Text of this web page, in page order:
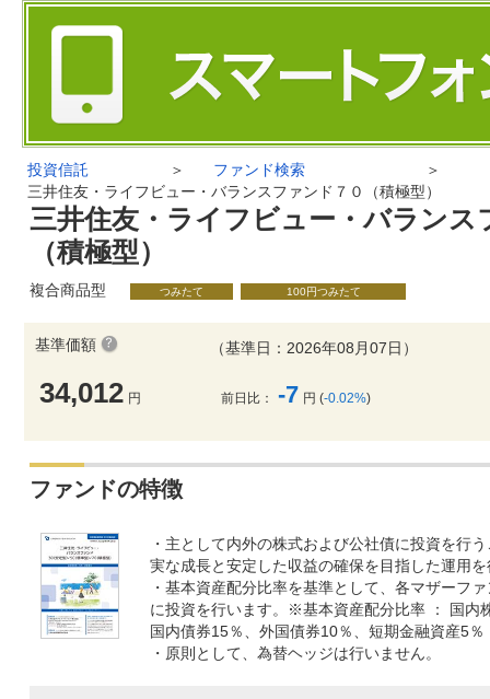
投資信託 ＞ ファンド検索
＞
三井住友・ライフビュー・バランスファンド７０（積極型）
三井住友・ライフビュー・バランス
（積極型）
複合商品型 つみたて 100円つみたて
基準価額
34,012 円
（基準日：2026年08月07日）
前日比： -7 円 (-0.02%)
ファンドの特徴
・主として内外の株式および公社債に投資を行
実な成長と安定した収益の確保を目指した運用
・基本資産配分比率を基準として、各マザーフ
に投資を行います。※基本資産配分比率 ： 国内
国内債券15％、外国債券10％、短期金融資産5％
・原則として、為替ヘッジは行いません。